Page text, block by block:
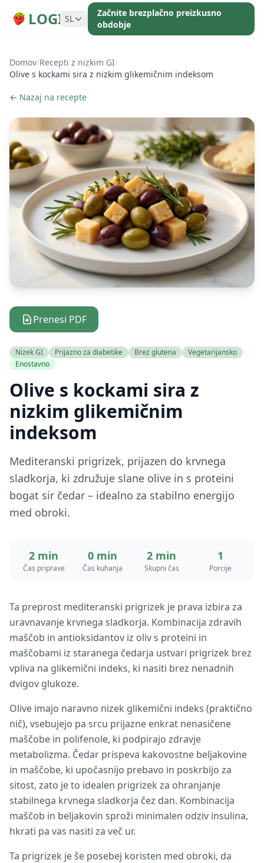
LOGI SL
Začnite brezplačno preizkusno
obdobje
Domov/Recepti z nizkim GI/
Olive s kockami sira z nizkim glikemičnim indeksom
← Nazaj na recepte
Prenesi PDF
Nizek GI Prijazno za diabetike Brez glutena
Vegetarijansko
Enostavno
Olive s kockami sira z
nizkim glikemičnim
indeksom
Mediteranski prigrizek, prijazen do krvnega
sladkorja, ki združuje slane olive in s proteini
bogat sir čedar – idealno za stabilno energijo
med obroki.
2 min
Čas priprave
0 min
Čas kuhanja
2 min
Skupni čas
1
Porcije
Ta preprost mediteranski prigrizek je prava izbira za
uravnavanje krvnega sladkorja. Kombinacija zdravih
maščob in antioksidantov iz oliv s proteini in
maščobami iz staranega čedarja ustvari prigrizek brez
vpliva na glikemični indeks, ki nasiti brez nenadnih
dvigov glukoze.
Olive imajo naravno nizek glikemični indeks (praktično
nič), vsebujejo pa srcu prijazne enkrat nenasičene
maščobe in polifenole, ki podpirajo zdravje
metabolizma. Čedar prispeva kakovostne beljakovine
in maščobe, ki upočasnijo prebavo in poskrbijo za
sitost, zato je to idealen prigrizek za ohranjanje
stabilnega krvnega sladkorja čez dan. Kombinacija
maščob in beljakovin sproži minimalen odziv insulina,
hkrati pa vas nasiti za več ur.
Ta prigrizek je še posebej koristen med obroki, da